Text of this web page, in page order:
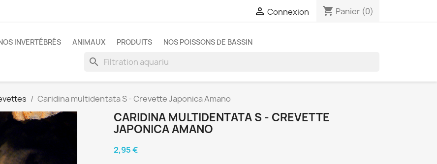
 Connexion shopping_cart Panier (0)
INVERTÉBRÉS ANIMAUX PRODUITS NOS POISSONS DE BASSIN
search
Caridina multidentata S - Crevette Japonica Amano
CARIDINA MULTIDENTATA S - CREVETTE
JAPONICA AMANO
2,95 €